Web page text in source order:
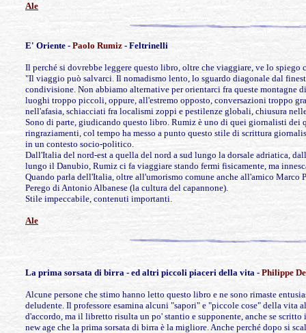
Ale
E' Oriente - Paolo Rumiz - Feltrinelli
Il perché si dovrebbe leggere questo libro, oltre che viaggiare, ve lo
"Il viaggio può salvarci. Il nomadismo lento, lo sguardo diagonale dal
condivisione. Non abbiamo alternative per orientarci fra queste
luoghi troppo piccoli, oppure, all'estremo opposto, conversazioni troppo
nell'afasia, schiacciati fra localismi zoppi e pestilenze globali, chiusura
Sono di parte, giudicando questo libro. Rumiz è uno di quei giornalisti dei
ringraziamenti, col tempo ha messo a punto questo stile di scrittura
in un contesto socio-politico.
Dall'Italia del nord-est a quella del nord a sud lungo la dorsale adriatica,
lungo il Danubio, Rumiz ci fa viaggiare stando fermi fisicamente, ma
Quando parla dell'Italia, oltre all'umorismo comune anche all'amico
Perego di Antonio Albanese (la cultura del capannone).
Stile impeccabile, contenuti importanti.
Ale
La prima sorsata di birra - ed altri piccoli piaceri della vita - Philippe
Alcune persone che stimo hanno letto questo libro e ne sono rimaste
deludente. Il professore esamina alcuni "sapori" e "piccole cose" della vita
d'accordo, ma il libretto risulta un po' stantio e supponente, anche se
new age che la prima sorsata di birra è la migliore. Anche perché dopo si